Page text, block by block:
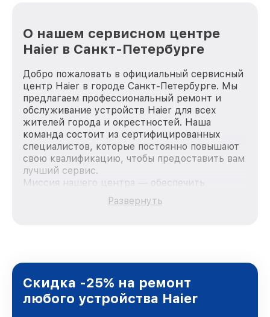
О нашем сервисном центре
Haier в Санкт-Петербурге
Добро пожаловать в официальный сервисный
центр Haier в городе Санкт-Петербурге. Мы
предлагаем профессиональный ремонт и
обслуживание устройств Haier для всех
жителей города и окрестностей. Наша
команда состоит из сертифицированных
специалистов, которые постоянно повышают
свою квалификацию, чтобы предоставить вам
лучший сервис.
Миссия нашего центра — обеспечить
качественный и доступный ремонт для
каждого пользователя продукции Haier, вне
Санкт-Петербурге, постоянно повышая
уровень доверия и лояльности наших
клиентов.
Развернуть
Скидка -25% на ремонт
любого устройства Haier